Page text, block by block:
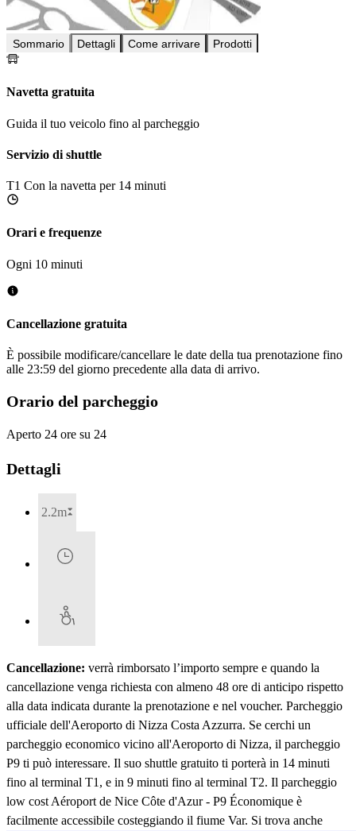
Sommario Dettagli Come arrivare Prodotti
Navetta gratuita
Guida il tuo veicolo fino al parcheggio
Servizio di shuttle
T1 Con la navetta per 14 minuti
Orari e frequenze
Ogni 10 minuti
Cancellazione gratuita
È possibile modificare/cancellare le date della tua prenotazione fino
alle 23:59 del giorno precedente alla data di arrivo.
Orario del parcheggio
Aperto 24 ore su 24
Dettagli
2.2m
Cancellazione: verrà rimborsato l’importo sempre e quando la
cancellazione venga richiesta con almeno 48 ore di anticipo rispetto
alla data indicata durante la prenotazione e nel voucher. Parcheggio
ufficiale dell'Aeroporto di Nizza Costa Azzurra. Se cerchi un
parcheggio economico vicino all'Aeroporto di Nizza, il parcheggio
P9 ti può interessare. Il suo shuttle gratuito ti porterà in 14 minuti
fino al terminal T1, e in 9 minuti fino al terminal T2. Il parcheggio
low cost Aéroport de Nice Côte d'Azur - P9 Économique è
facilmente accessibile costeggiando il fiume Var. Si trova anche